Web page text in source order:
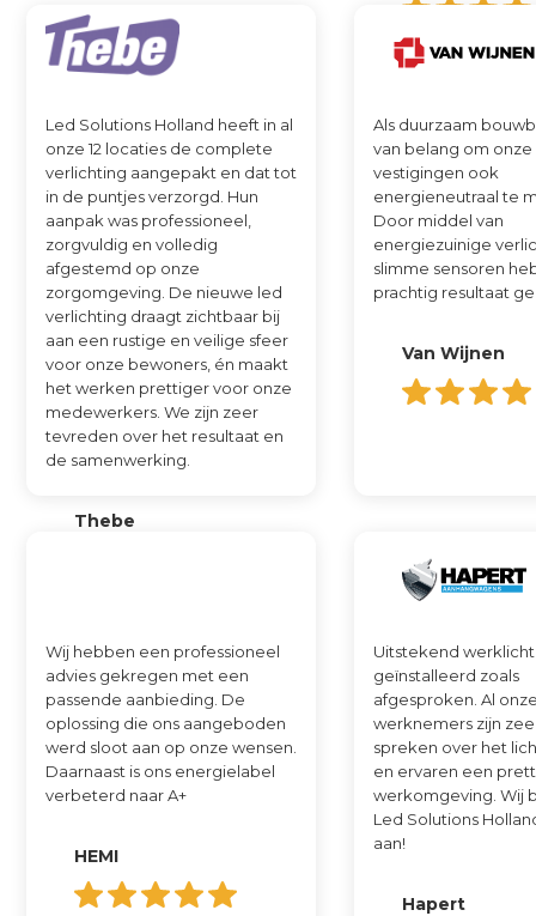
Led Solutions Holland heeft in al
onze 12 locaties de complete
verlichting aangepakt en dat tot
in de puntjes verzorgd. Hun
aanpak was professioneel,
zorgvuldig en volledig
afgestemd op onze
zorgomgeving. De nieuwe led
verlichting draagt zichtbaar bij
aan een rustige en veilige sfeer
voor onze bewoners, én maakt
het werken prettiger voor onze
medewerkers. We zijn zeer
tevreden over het resultaat en
de samenwerking.
Thebe
Als duurzaam
van belang om
vestigingen ook
energieneutraal te
Door middel van
energiezuinige
slimme sensoren
prachtig resultaat
Van Wijnen
Wij hebben een professioneel
advies gekregen met een
passende aanbieding. De
oplossing die ons aangeboden
werd sloot aan op onze wensen.
Daarnaast is ons energielabel
verbeterd naar A+ ‍
HEMI
Uitstekend werklicht
geïnstalleerd zoals
afgesproken. Al
werknemers zijn
spreken over het
en ervaren een
werkomgeving. Wij
Led Solutions
aan!
Hapert